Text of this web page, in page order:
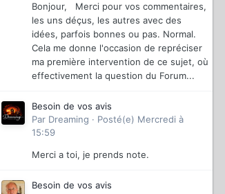
Bonjour, Merci pour vos commentaires,
les uns déçus, les autres avec des
idées, parfois bonnes ou pas. Normal.
Cela me donne l'occasion de repréciser
ma première intervention de ce sujet, où
effectivement la question du Forum...
Besoin de vos avis
Par Dreaming · Posté(e) Mercredi à
15:59
Merci a toi, je prends note.
Besoin de vos avis